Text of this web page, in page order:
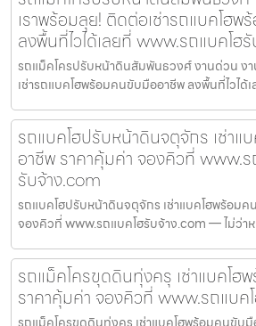
เราพร้อมลุย! ติดต่อเช่ารถแบคโฮ
ลงพื้นที่ไวได้เลยที่ www.รถแบคโฮ
รถแม็คโครปรับหน้าดินสัมพันธวงศ์ งานด่วน งา
เช่ารถแบคโฮพร้อมคนขับมืออาชีพ ลงพื้นที่ไวได้
รถแบคโฮปรับหน้าดินจตุจักร เช่า
อาชีพ ราคาคุ้มค่า จองคิวที่ www.
รับจ้าง.com
รถแบคโฮปรับหน้าดินจตุจักร เช่าแบคโฮพร้อม
จองคิวที่ www.รถแบคโฮรับจ้าง.com — ไม่ว่า
รถแม็คโครขุดดินทุ่งครุ เช่าแบคโ
ราคาคุ้มค่า จองคิวที่ www.รถแบค